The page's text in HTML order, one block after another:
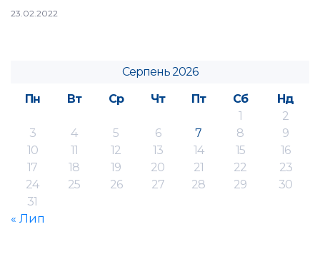
23.02.2022
Серпень 2026
Пн
Вт Ср Чт Пт Сб
Нд
1
2
3
4 5 6 7 8
9
10
11 12 13 14 15
16
17
18 19 20 21 22
23
24
25 26 27 28 29
30
31
« Лип